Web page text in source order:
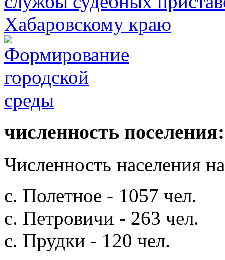
численность поселения:
Численность населения
с. Полетное - 1057 чел.
с. Петровичи - 263 чел.
с. Прудки - 120 чел.